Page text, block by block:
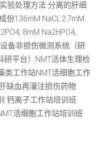
验处理方法 分离的肝细
份136mM NaCl, 2.7mM
8mM Na2HPO4,
备非损伤微测系统（研
研平台）NMT活体生理检
类工作站NMT活细胞工作
缺血再灌注损伤药物
钙离子工作站培训班
活细胞工作站培训班